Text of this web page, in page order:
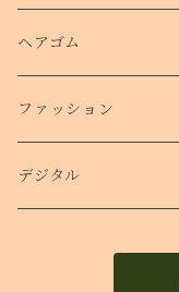
スマホリング
ショルダー付きケース
ステッカー
パスケース
ヘアゴム
ファッション
Ｔシャツ
デジタル